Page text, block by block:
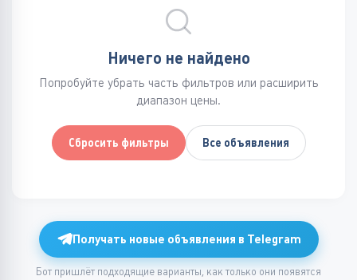
Ничего не найдено
Попробуйте убрать часть фильтров или расширить
диапазон цены.
Сбросить фильтры Все объявления
Получать новые объявления в Telegram
Бот пришлёт подходящие варианты, как только они появятся